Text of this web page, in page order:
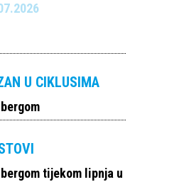
U CIKLUSIMA
tijekom lipnja u